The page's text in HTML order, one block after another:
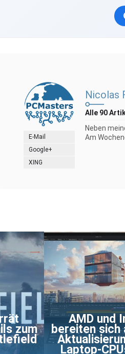
E-Mail
Google+
XING
Nicolas
Alle 90
Neben
Am
zum
AMD und
bereiten sich
Laptop-